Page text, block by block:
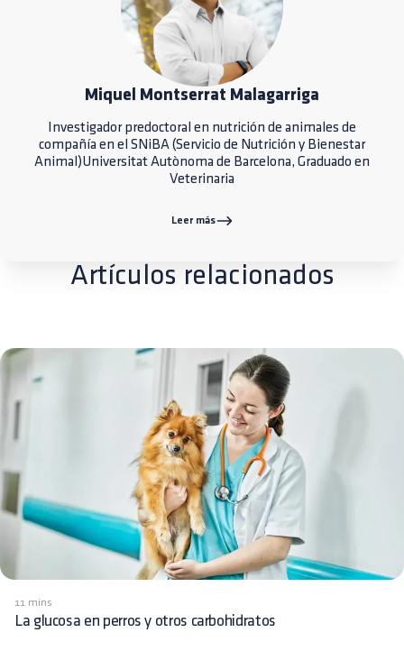
Miquel Montserrat Malagarriga
Investigador predoctoral en nutrición de animales de
compañía en el SNiBA (Servicio de Nutrición y Bienestar
Animal)Universitat Autònoma de Barcelona, Graduado en
Veterinaria
Leer más
Artículos relacionados
11 mins
La glucosa en perros y otros carbohidratos